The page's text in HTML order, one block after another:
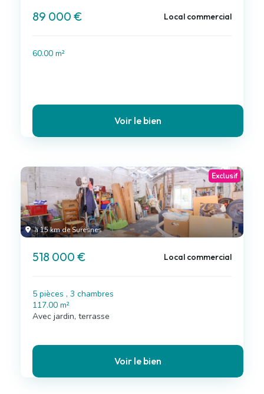
89 000 € Local commercial
60.00 m²
Voir le bien
à 15 km de Suresnes
Exclusif
518 000 € Local commercial
5 pièces , 3 chambres
117.00 m²
Avec jardin, terrasse
Voir le bien